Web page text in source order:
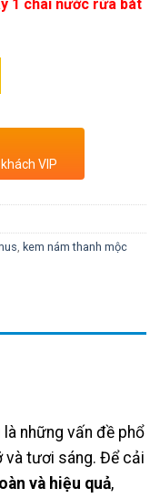
1 chai nước rửa bát
VIP
kem nám thanh mộc
những vấn đề phổ
và tươi sáng. Để cải
và hiệu quả,